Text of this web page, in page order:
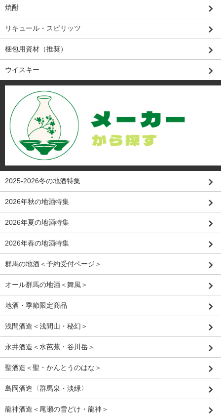
焼酎
リキュール・スピリッツ
梱包用資材（推奨）
ウイスキー
2025-2026冬の地酒特集
2026年秋の地酒特集
2026年夏の地酒特集
2026年春の地酒特集
群馬の地酒＜予約受付ページ＞
オール群馬の地酒＜舞風＞
地酒・季節限定商品
浅間酒造＜浅間山・秘幻＞
永井酒造＜水芭蕉・谷川岳＞
聖酒造＜聖・かんとうのはな＞
島岡酒造〈群馬泉・淡緑〉
龍神酒造＜尾瀬の雪どけ・龍神＞